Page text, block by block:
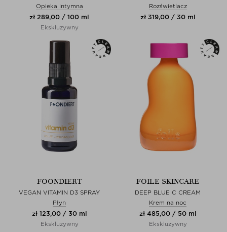
Opieka intymna
zł 289,00 / 100 ml
Ekskluzywny
Rozświetlacz
zł 319,00 / 30 ml
FOONDIERT
VEGAN VITAMIN D3 SPRAY
Płyn
zł 123,00 / 30 ml
Ekskluzywny
FOILE SKINCARE
DEEP BLUE C CREAM
Krem na noc
zł 485,00 / 50 ml
Ekskluzywny